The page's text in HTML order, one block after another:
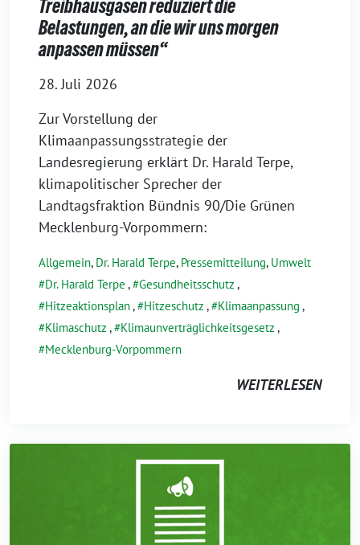
Treibhausgasen reduziert die
Belastungen, an die wir uns morgen
anpassen müssen“
28. Juli 2026
Zur Vorstellung der
Klimaanpassungsstrategie der
Landesregierung erklärt Dr. Harald Terpe,
klimapolitischer Sprecher der
Landtagsfraktion Bündnis 90/Die Grünen
Mecklenburg-Vorpommern:
Allgemein, Dr. Harald Terpe, Pressemitteilung, Umwelt
Dr. Harald Terpe , Gesundheitsschutz ,
Hitzeaktionsplan, Hitzeschutz , Klimaanpassung ,
Klimaschutz , Klimaunverträglichkeitsgesetz ,
Mecklenburg-Vorpommern
WEITERLESEN